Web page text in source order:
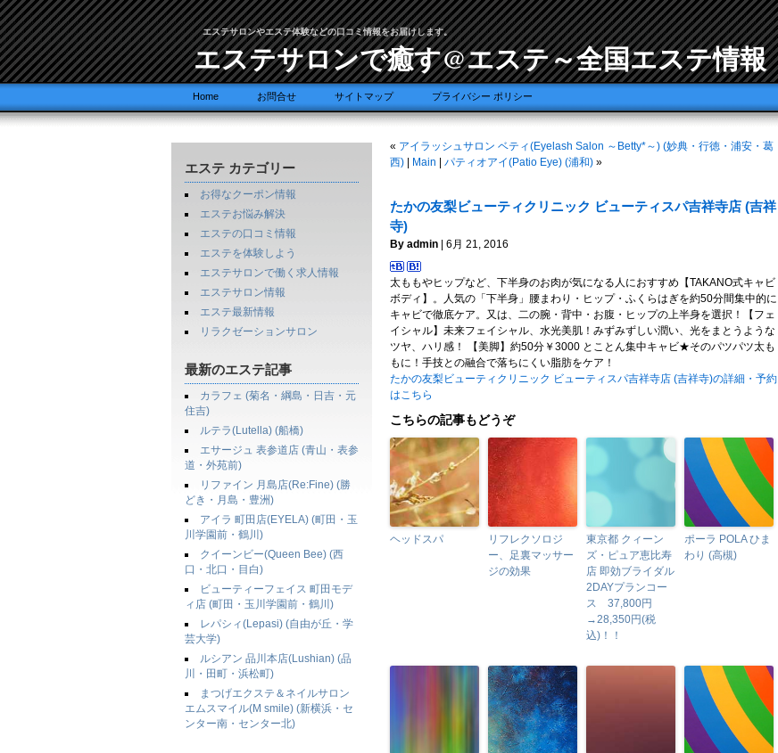
エステサロンやエステ体験などの口コミ情報をお届けします。
エステサロンで癒す@エステ～全国エステ情報
Home お問合せ サイトマップ プライバシー ポリシー
エステ カテゴリー
お得なクーポン情報
エステお悩み解決
エステの口コミ情報
エステを体験しよう
エステサロンで働く求人情報
エステサロン情報
エステ最新情報
リラクゼーションサロン
最新のエステ記事
カラフェ (菊名・綱島・日吉・元
住吉)
ルテラ(Lutella) (船橋)
エサージュ 表参道店 (青山・表参
道・外苑前)
リファイン 月島店(Re:Fine) (勝
どき・月島・豊洲)
アイラ 町田店(EYELA) (町田・玉
川学園前・鶴川)
クイーンビー(Queen Bee) (西
口・北口・目白)
ビューティーフェイス 町田モデ
ィ店 (町田・玉川学園前・鶴川)
レパシィ(Lepasi) (自由が丘・学
芸大学)
ルシアン 品川本店(Lushian) (品
川・田町・浜松町)
まつげエクステ＆ネイルサロン
エムスマイル(M smile) (新横浜・セ
ンター南・センター北)
« アイラッシュサロン ベティ(Eyelash Salon ～Betty*～) (妙典・行徳・浦安・葛
西)
Main パティオアイ(Patio Eye) (浦和) »
たかの友梨ビューティクリニック ビューティスパ吉祥寺店 (吉祥
寺)
By admin | 6月 21, 2016
太ももやヒップなど、下半身のお肉が気になる人におすすめ【TAKANO式キャビ
ボディ】。人気の「下半身」腰まわり・ヒップ・ふくらはぎを約50分間集中的に
キャビで徹底ケア。又は、二の腕・背中・お腹・ヒップの上半身を選択！【フェ
イシャル】未来フェイシャル、水光美肌！みずみずしい潤い、光をまとうような
ツヤ、ハリ感！ 【美脚】約50分￥3000 とことん集中キャビ★そのパツパツ太も
もに！手技との融合で落ちにくい脂肪をケア！
たかの友梨ビューティクリニック ビューティスパ吉祥寺店 (吉祥寺)の詳細・予約
はこちら
こちらの記事もどうぞ
ヘッドスパ
リフレクソロジ
ー、足裏マッサー
ジの効果
東京都 クィーン
ズ・ピュア恵比寿
店 即効ブライダル
2DAYプランコー
ス 37,800円
→28,350円(税
込)！！
ポーラ POLA ひま
わり (高槻)